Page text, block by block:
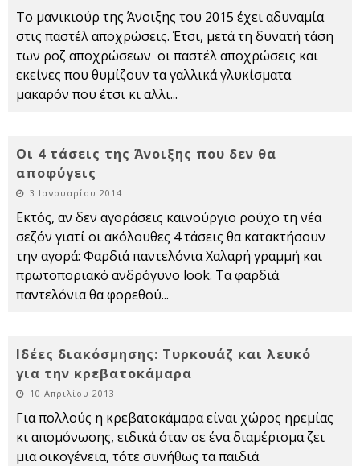
Το μανικιούρ της Άνοιξης του 2015 έχει αδυναμία
στις παστέλ αποχρώσεις. Έτσι, μετά τη δυνατή τάση
των ροζ αποχρώσεων οι παστέλ αποχρώσεις και
εκείνες που θυμίζουν τα γαλλικά γλυκίσματα
μακαρόν που έτσι κι αλλι...
Οι 4 τάσεις της Άνοιξης που δεν θα
αποφύγεις
3 Ιανουαρίου 2014
Εκτός, αν δεν αγοράσεις καινούργιο ρούχο τη νέα
σεζόν γιατί οι ακόλουθες 4 τάσεις θα κατακτήσουν
την αγορά: Φαρδιά παντελόνια Χαλαρή γραμμή και
πρωτοποριακό ανδρόγυνο look. Τα φαρδιά
παντελόνια θα φορεθού...
Ιδέες διακόσμησης: Τυρκουάζ και λευκό
για την κρεβατοκάμαρα
10 Απριλίου 2013
Για πολλούς η κρεβατοκάμαρα είναι χώρος ηρεμίας
κι απομόνωσης, ειδικά όταν σε ένα διαμέρισμα ζει
μια οικογένεια, τότε συνήθως τα παιδιά